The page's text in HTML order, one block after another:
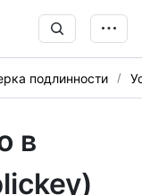
подлинности
в